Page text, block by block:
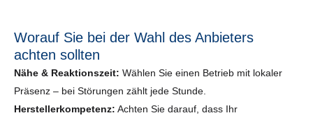
Worauf Sie bei der Wahl des Anbieters
achten sollten
Nähe & Reaktionszeit: Wählen Sie einen Betrieb mit lokaler
Präsenz – bei Störungen zählt jede Stunde.
Herstellerkompetenz: Achten Sie darauf, dass Ihr